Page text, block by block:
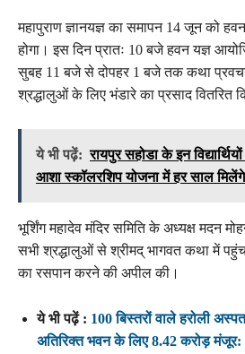
महापुराण ज्ञानयज्ञ का समापन 14 जून को
होगा। इस दिन प्रातः 10 बजे हवन यज्ञ
सुबह 11 बजे से दोपहर 1 बजे तक कथा
श्रद्धालुओं के लिए भंडारे का प्रसाद वितरित
ये भी पढ़ें: रायपुर सहोडा के इन
आशा स्कॉलरशिप योजना में हर साल
भूर्शिंग महादेव मंदिर समिति के अध्यक्ष मदन
सभी श्रद्धालुओं से श्रीमद् भागवत कथा में
का रसपान करने की अपील की।
ये भी पढ़ें : 100 बिस्तरों वाले हरोली
अतिरिक्त भवन के लिए 8.42 करोड़ मंजूर: